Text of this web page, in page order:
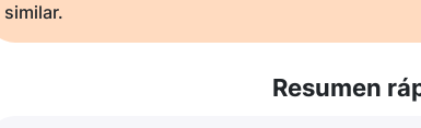
similar.
Resumen